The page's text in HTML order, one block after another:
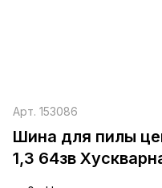
Арт. 153086
Шина для пилы
1,3 64зв